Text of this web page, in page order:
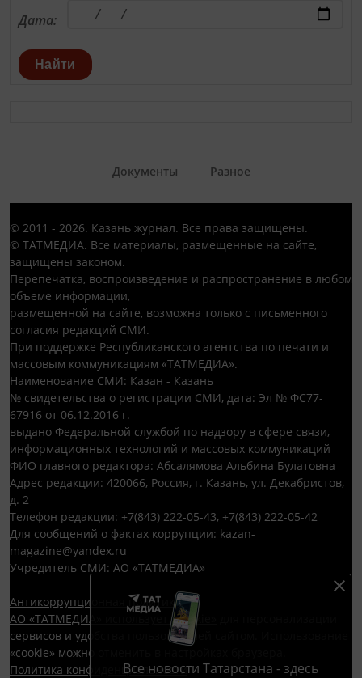
Дата:
Найти
Все новости Татарстана - здесь
Документы Разное
© 2011 - 2026. Казань журнал. Все права защищены.
© ТАТМЕДИА. Все материалы, размещенные на сайте,
защищены законом.
Перепечатка, воспроизведение и распространение в любом
объеме информации,
размещенной на сайте, возможна только с письменного
согласия редакций СМИ.
При поддержке Республиканского агентства по печати и
массовым коммуникациям «ТАТМЕДИА».
Наименование СМИ: Казан - Казань
№ свидетельства о регистрации СМИ, дата: Эл № ФС77-
67916 от 06.12.2016 г.
выдано Федеральной службой по надзору в сфере связи,
информационных технологий и массовых коммуникаций
ФИО главного редактора: Абсалямова Альбина Булатовна
Адрес редакции: 420066, Россия, г. Казань, ул. Декабристов,
д. 2
Телефон редакции: +7(843) 222-05-43, +7(843) 222-05-42
Для сообщений о фактах коррупции: kazan-
magazine@yandex.ru
Учредитель СМИ: АО «ТАТМЕДИА»
Антикоррупционная политика
АО «ТАТМЕДИА» использует «cookie»
сервисов и удобства пользователей сайтом. Использование
«cookie» можно отменить в настройках браузера.
Политика конфиденциальности